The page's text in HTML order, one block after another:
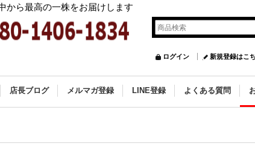
ら最高の一株をお届けします
ログイン 新規登録はこ
店長ブログ メルマガ登録 LINE登録 よくある質問